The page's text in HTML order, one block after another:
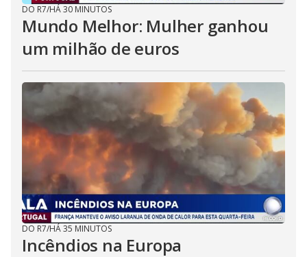
DO R7/HÁ 30 MINUTOS
Mundo Melhor: Mulher ganhou
um milhão de euros
DO R7/HÁ 35 MINUTOS
Incêndios na Europa